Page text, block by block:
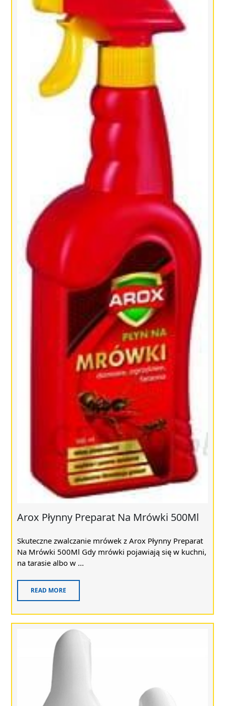
Arox Płynny Preparat Na Mrówki 500Ml
Skuteczne zwalczanie mrówek z Arox Płynny Preparat
Na Mrówki 500Ml Gdy mrówki pojawiają się w kuchni,
na tarasie albo w ...
READ MORE